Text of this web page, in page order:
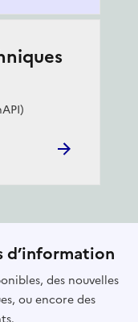
)
d’information
des nouvelles
ou encore des